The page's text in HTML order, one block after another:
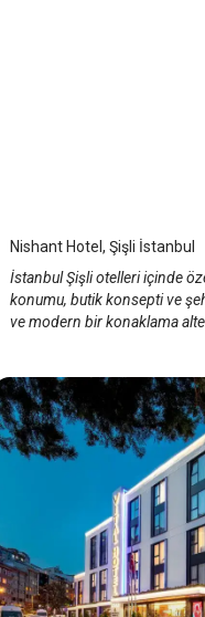
Nishant Hotel, Şişli İstanbul
İstanbul Şişli otelleri içinde
konumu, butik konsepti ve
ve modern bir konaklama